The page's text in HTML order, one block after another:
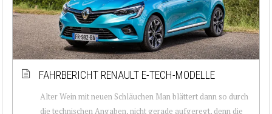
FAHRBERICHT RENAULT E-TECH-MODELLE
Alter Wein mit neuen Schläuchen Man blättert dann so durch
die technischen Angaben, nicht gerade aufgeregt, denn die